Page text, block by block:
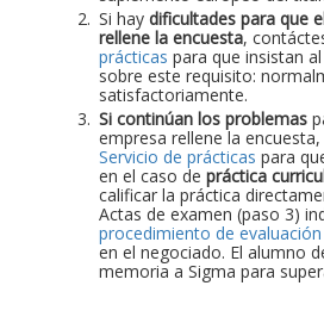
Si hay dificultades para que
rellene la encuesta,
prácticas para que insistan
sobre este requisito:
satisfactoriamente.
Si continúan los problemas
empresa rellene la
Servicio de prácticas para
en el caso de práctica
calificar la práctica
Actas de examen (paso 3)
procedimiento de evaluación
en el negociado. El alumno
memoria a Sigma para